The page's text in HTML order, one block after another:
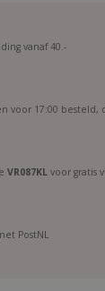
vanaf40.-
voor 17:00 besteld,
VR087KL voor gratis
PostNL